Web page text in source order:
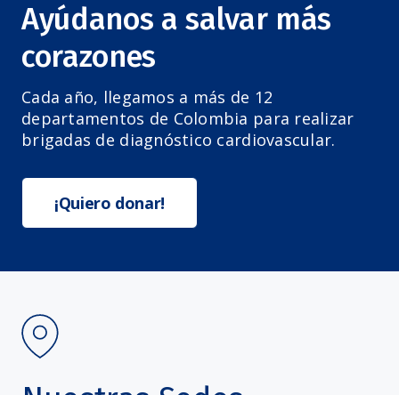
Ayúdanos a salvar más
corazones
Cada año, llegamos a más de 12
departamentos de Colombia para realizar
brigadas de diagnóstico cardiovascular.
¡Quiero donar!